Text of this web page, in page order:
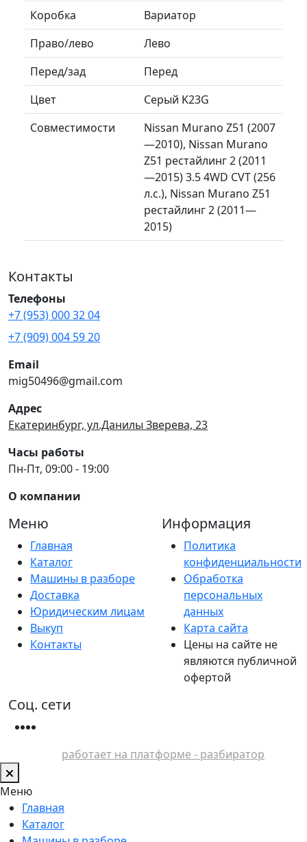
Коробка
Вариатор
Право/лево
Лево
Перед/зад
Перед
Цвет
Серый K23G
Совместимости
Nissan Murano Z51 (2007
—2010), Nissan Murano
Z51 рестайлинг 2 (2011
—2015) 3.5 4WD CVT (256
л.с.), Nissan Murano Z51
рестайлинг 2 (2011—
2015)
Контакты
Телефоны
+7 (953) 000 32 04
+7 (909) 004 59 20
Email
mig50496@gmail.com
Адрес
Екатеринбург, ул.Данилы Зверева, 23
Часы работы
Пн-Пт, 09:00 - 19:00
О компании
Меню
Главная
Каталог
Машины в разборе
Доставка
Юридическим лицам
Выкуп
Контакты
Информация
Политика
конфиденциальности
Обработка
персональных
данных
Карта сайта
Цены на сайте не
являются публичной
офертой
Соц. сети
работает на платформе - разбиратор
Меню
Главная
Каталог